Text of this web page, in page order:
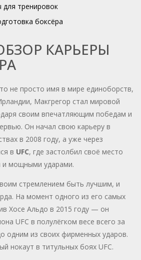
для тренировок
боксёра
КАРЬЕРЫ
не просто имя в мире единоборств,
Макгрегор стал мировой
своим впечатляющим победам и
Он начал свою карьеру в
в 2008 году, а уже через
в UFC, где застолбил своё место
и мощными ударами.
стремлением быть лучшим, и
На момент одного из его самых
Хосе Альдо в 2015 году — он
UFC в полулёгком весе всего за
одним из своих фирменных ударов.
нокаут в титульных боях UFC.